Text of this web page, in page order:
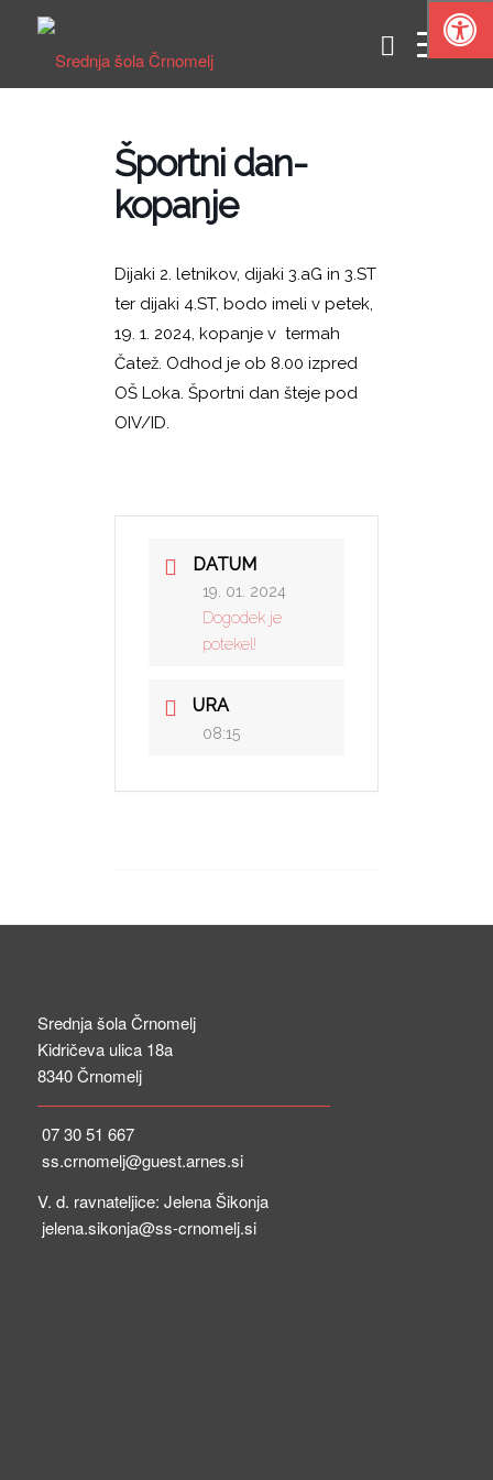
Športni dan-
kopanje
Dijaki 2. letnikov, dijaki 3.aG in 3.ST
ter dijaki 4.ST, bodo imeli v petek,
19. 1. 2024, kopanje v termah
Čatež. Odhod je ob 8.00 izpred
OŠ Loka. Športni dan šteje pod
OIV/ID.
DATUM
19. 01. 2024
Dogodek je
potekel!
URA
08:15
Srednja šola Črnomelj
Kidričeva ulica 18a
8340 Črnomelj
07 30 51 667
ss.crnomelj@guest.arnes.si
V. d. ravnateljice: Jelena Šikonja
jelena.sikonja@ss-crnomelj.si